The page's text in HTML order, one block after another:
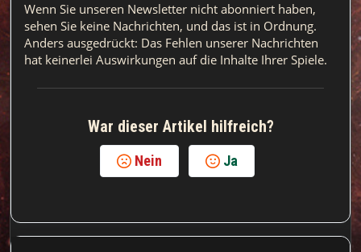
Wenn Sie unseren Newsletter nicht abonniert haben,
sehen Sie keine Nachrichten, und das ist in Ordnung.
Anders ausgedrückt: Das Fehlen unserer Nachrichten
hat keinerlei Auswirkungen auf die Inhalte Ihrer Spiele.
War dieser Artikel hilfreich?
Nein Ja